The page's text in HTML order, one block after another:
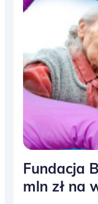
Fundacja
mln zł na